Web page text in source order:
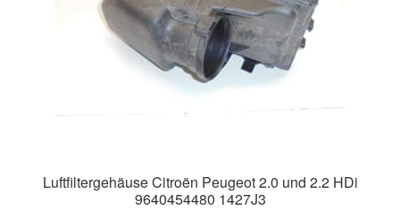
Luftfiltergehäuse Citroën Peugeot 2.0 und 2.2 HDi
9640454480 1427J3